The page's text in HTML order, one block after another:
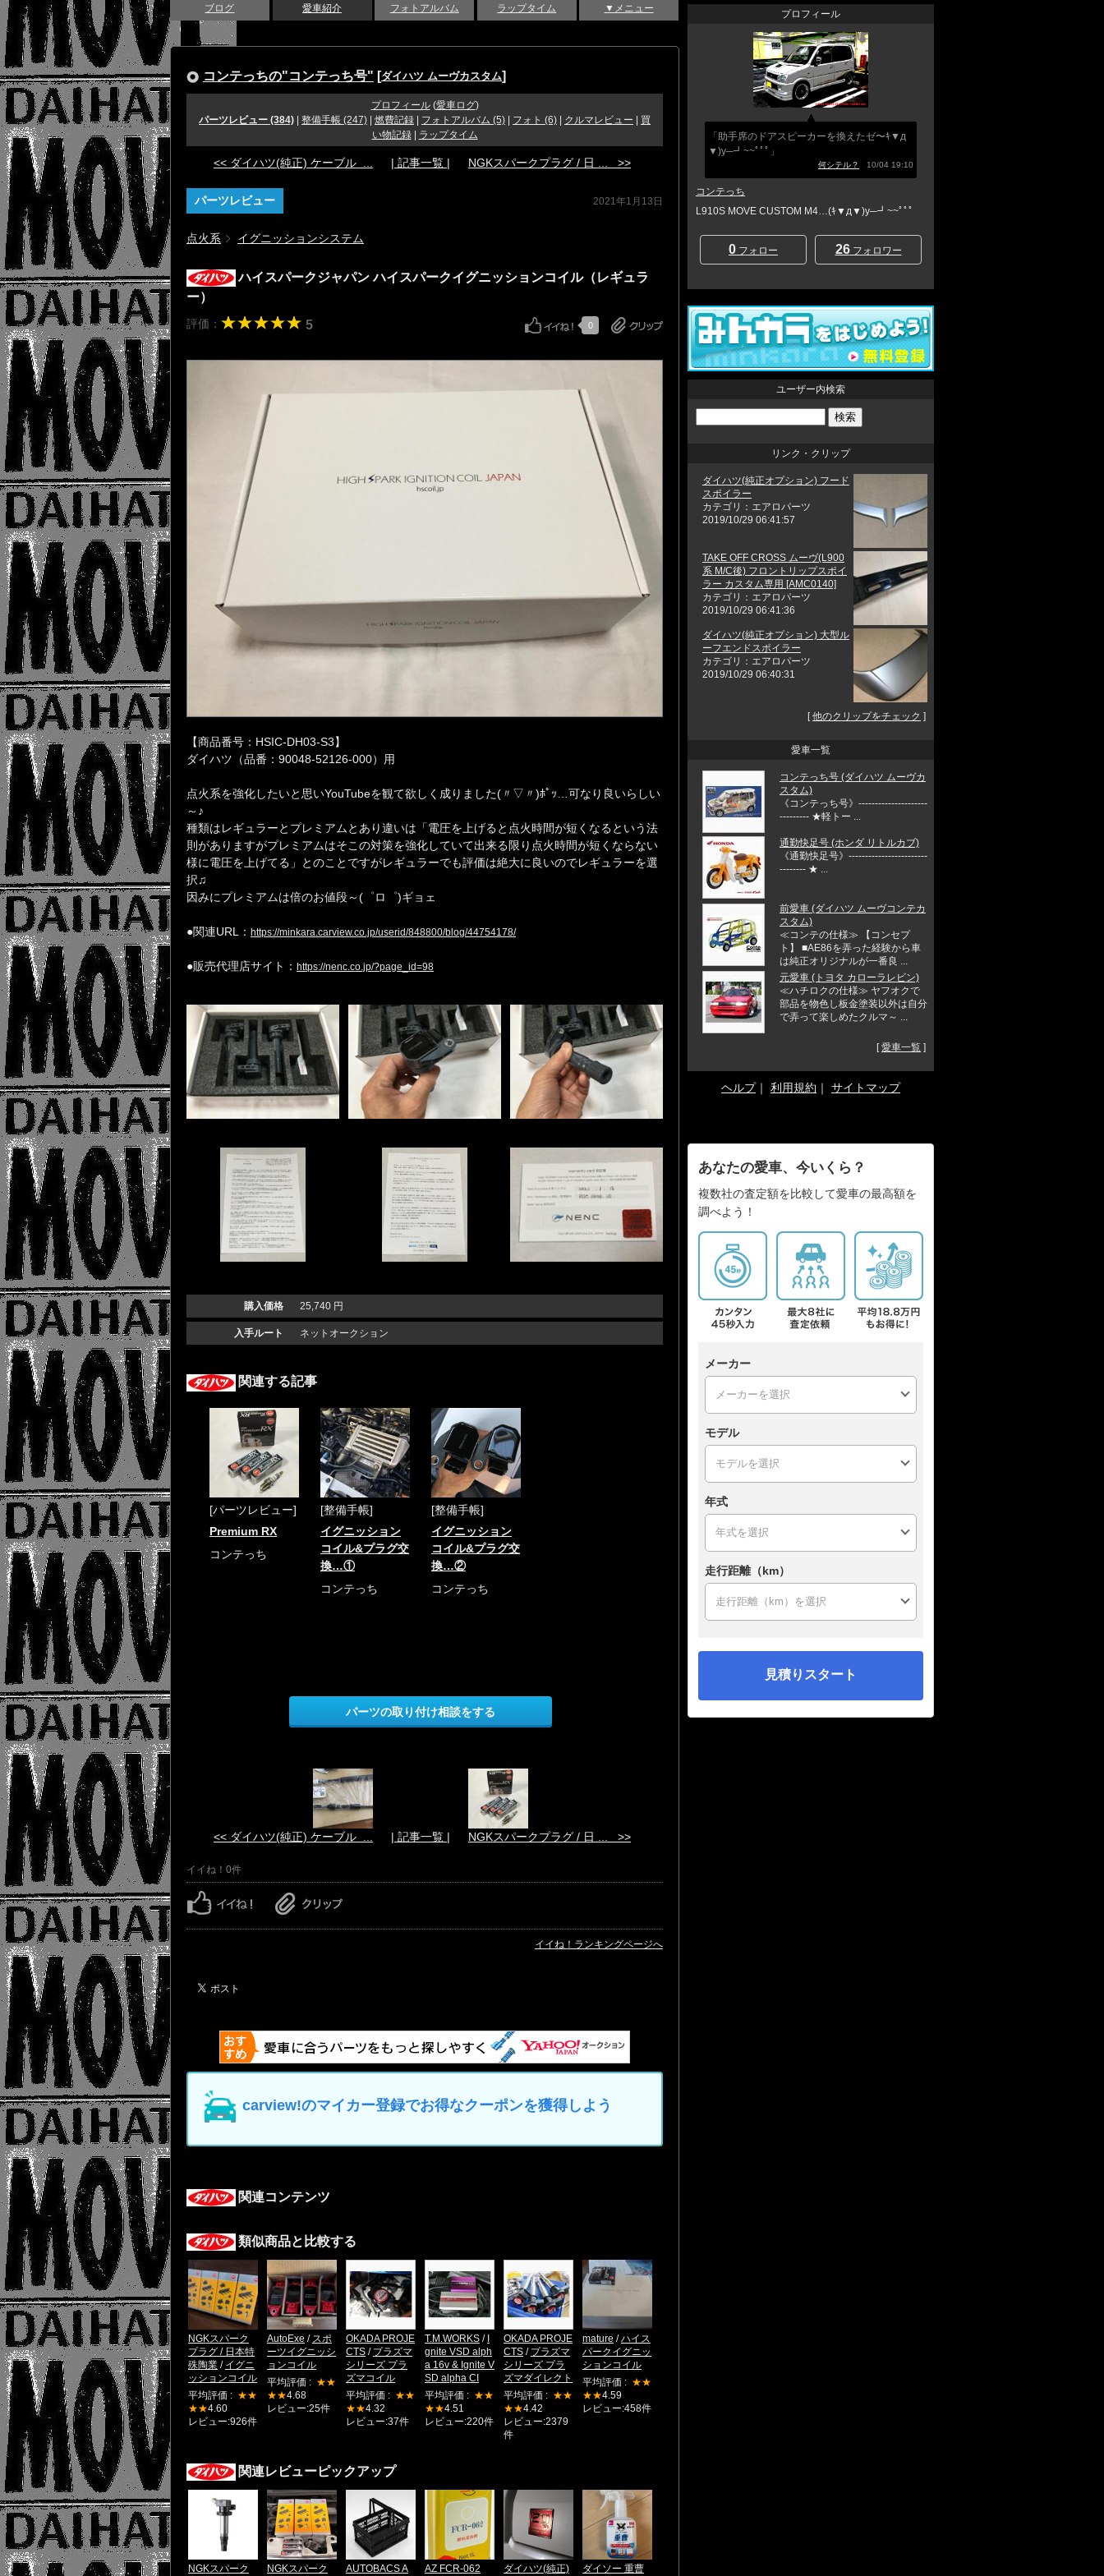
ブログ 愛車紹介 フォトアルバム ラップタイム ▼メニュー
コンテっちの"コンテっち号" [ダイハツ ムーヴカスタム]
プロフィール(愛車ログ)
パーツレビュー (384)
整備手帳 (247) 燃費記録 フォトアルバム (5) フォト (6) クルマレビュー
買
い物記録| ラップタイム
<< ダイハツ(純正) ケーブル ... | 記事一覧 | NGKスパークプラグ / 日 ... >>
パーツレビュー 2021年1月13日
点火系 イグニッションシステム
ハイスパークジャパン ハイスパークイグニッションコイル（レギュラ
ー）
評価： 5 0
【商品番号：HSIC-DH03-S3】
ダイハツ（品番：90048-52126-000）用
点火系を強化したいと思いYouTubeを観て欲しく成りました(〃▽〃)ﾎﾟｯ…可なり良いらしい
～♪
種類はレギュラーとプレミアムとあり違いは「電圧を上げると点火時間が短くなるという法
則がありますがプレミアムはそこの対策を強化していて出来る限り点火時間が短くならない
様に電圧を上げてる」とのことですがレギュラーでも評価は絶大に良いのでレギュラーを選
択♫
因みにプレミアムは倍のお値段～(゜ロ゜)ギョェ
●関連URL： https://minkara.carview.co.jp/userid/848800/blog/44754178/
●販売代理店サイト： https://nenc.co.jp/?page_id=98
購入価格 25,740 円
入手ルート ネットオークション
関連する記事
[パーツレビュー]
Premium RX
コンテっち
[整備手帳]
イグニッション
コイル&プラグ交
換…①
コンテっち
[整備手帳]
イグニッション
コイル&プラグ交
換…②
コンテっち
パーツの取り付け相談をする
<< ダイハツ(純正) ケーブル ... | 記事一覧 | NGKスパークプラグ / 日 ... >>
イイね！0件
イイね！ランキングページへ
carview!のマイカー登録でお得なクーポンを獲得しよう
関連コンテンツ
類似商品と比較する
NGKスパーク
プラグ / 日本特
殊陶業 / イグニ
ッションコイル
平均評価 : ★★
★★4.60
レビュー:926件
AutoExe / スポ
ーツイグニッシ
ョンコイル
平均評価 : ★★
★★4.68
レビュー:25件
OKADA PROJE
CTS / プラズマ
シリーズ プラ
ズマコイル
平均評価 : ★★
★★4.32
レビュー:37件
T.M.WORKS /
gnite VSD alph
a 16v & Ignite V
SD alpha CI
平均評価 : ★★
★★4.51
レビュー:220件
OKADA PROJE
CTS / プラズマ
シリーズ プラ
ズマダイレクト
平均評価 : ★★
★★4.42
レビュー:2379
件
mature /ハイス
パークイグニッ
ションコイル
平均評価 : ★★
★★4.59
レビュー:458件
関連レビューピックアップ
NGKスパーク NGKスパーク AUTOBACS A AZ FCR-062 ダイハツ(純正) ダイソー 重曹
プロフィール
「助手席のドアスピーカーを換えたゼ〜ｷ▼д
▼)y─┛~~ﾟﾟﾟ」
何シテル？ 10/04 19:10
コンテっち
L910S MOVE CUSTOM M4…(ｷ▼д▼)y─┛~~ﾟﾟﾟ
0 フォロー 26フォロワー
ユーザー内検索
リンク・クリップ
ダイハツ(純正オプション) フード
スポイラー
カテゴリ：エアロパーツ
2019/10/29 06:41:57
TAKE OFF CROSS ムーヴ(L900
系 M/C後) フロントリップスポイ
ラー カスタム専用 [AMC0140]
カテゴリ：エアロパーツ
2019/10/29 06:41:36
ダイハツ(純正オプション) 大型ル
ーフエンドスポイラー
カテゴリ：エアロパーツ
2019/10/29 06:40:31
[他のクリップをチェック ]
愛車一覧
コンテっち号 (ダイハツ ムーヴカ
スタム)
《コンテっち号》---------------------
--------- ★軽トー ...
通勤快足号 (ホンダ リトルカブ)
《通勤快足号》------------------------
-------- ★ ...
前愛車 (ダイハツ ムーヴコンテカ
スタム)
≪コンテの仕様≫ 【コンセプ
ト】 ■AE86を弄った経験から車
は純正オリジナルが一番良 ...
元愛車 (トヨタ カローラレビン)
≪ハチロクの仕様≫ ヤフオクで
部品を物色し板金塗装以外は自分
で弄って楽しめたクルマ～ ...
[愛車一覧 ]
ヘルプ｜ 利用規約 ｜ サイトマップ
あなたの愛車、今いくら？
複数社の査定額を比較して愛車の最高額を
調べよう！
メーカー
モデル
年式
走行距離（km）
見積りスタート